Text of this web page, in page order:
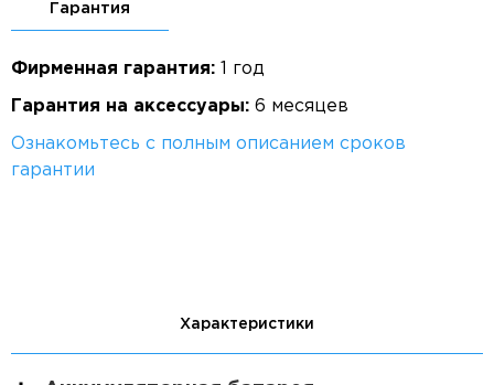
Гарантия
Фирменная гарантия: 1 год
Гарантия на аксессуары: 6 месяцев
Ознакомьтесь с полным описанием сроков
гарантии
Характеристики